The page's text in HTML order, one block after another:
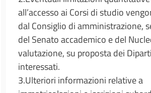
all’accesso ai Corsi di studio
dal Consiglio di amministrazione,
del Senato accademico e del
valutazione, su proposta dei
interessati.
3.Ulteriori informazioni relative a